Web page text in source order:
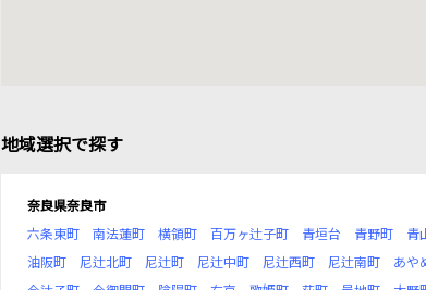
地域選択で探す
奈良県奈良市
六条東町
南法蓮町 横領町 百万ヶ辻子町 青垣台 青野町 青
油阪町
尼辻北町 尼辻町 尼辻中町 尼辻西町 尼辻南町 あや